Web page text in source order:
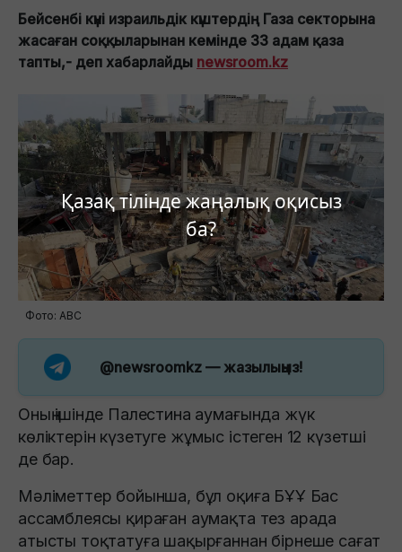
Қазақ тілінде жаңалық оқисыз
ба?
Бейсенбі күні израильдік күштердің Газа секторына
жасаған соққыларынан кемінде 33 адам қаза
тапты,- деп хабарлайды newsroom.kz
Фото: ABC
@newsroomkz — жазылыңыз!
Оның ішінде Палестина аумағында жүк
көліктерін күзетуге жұмыс істеген 12 күзетші
де бар.
Мәліметтер бойынша, бұл оқиға БҰҰ Бас
ассамблеясы қираған аумақта тез арада
атысты тоқтатуға шақырғаннан бірнеше сағат